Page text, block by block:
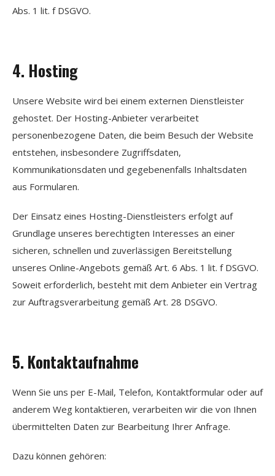
Abs. 1 lit. f DSGVO.
4. Hosting
Unsere Website wird bei einem externen Dienstleister
gehostet. Der Hosting-Anbieter verarbeitet
personenbezogene Daten, die beim Besuch der Website
entstehen, insbesondere Zugriffsdaten,
Kommunikationsdaten und gegebenenfalls Inhaltsdaten
aus Formularen.
Der Einsatz eines Hosting-Dienstleisters erfolgt auf
Grundlage unseres berechtigten Interesses an einer
sicheren, schnellen und zuverlässigen Bereitstellung
unseres Online-Angebots gemäß Art. 6 Abs. 1 lit. f DSGVO.
Soweit erforderlich, besteht mit dem Anbieter ein Vertrag
zur Auftragsverarbeitung gemäß Art. 28 DSGVO.
5. Kontaktaufnahme
Wenn Sie uns per E-Mail, Telefon, Kontaktformular oder auf
anderem Weg kontaktieren, verarbeiten wir die von Ihnen
übermittelten Daten zur Bearbeitung Ihrer Anfrage.
Dazu können gehören: